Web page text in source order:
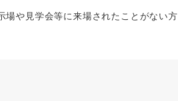
や見学会等に来場されたことがない方